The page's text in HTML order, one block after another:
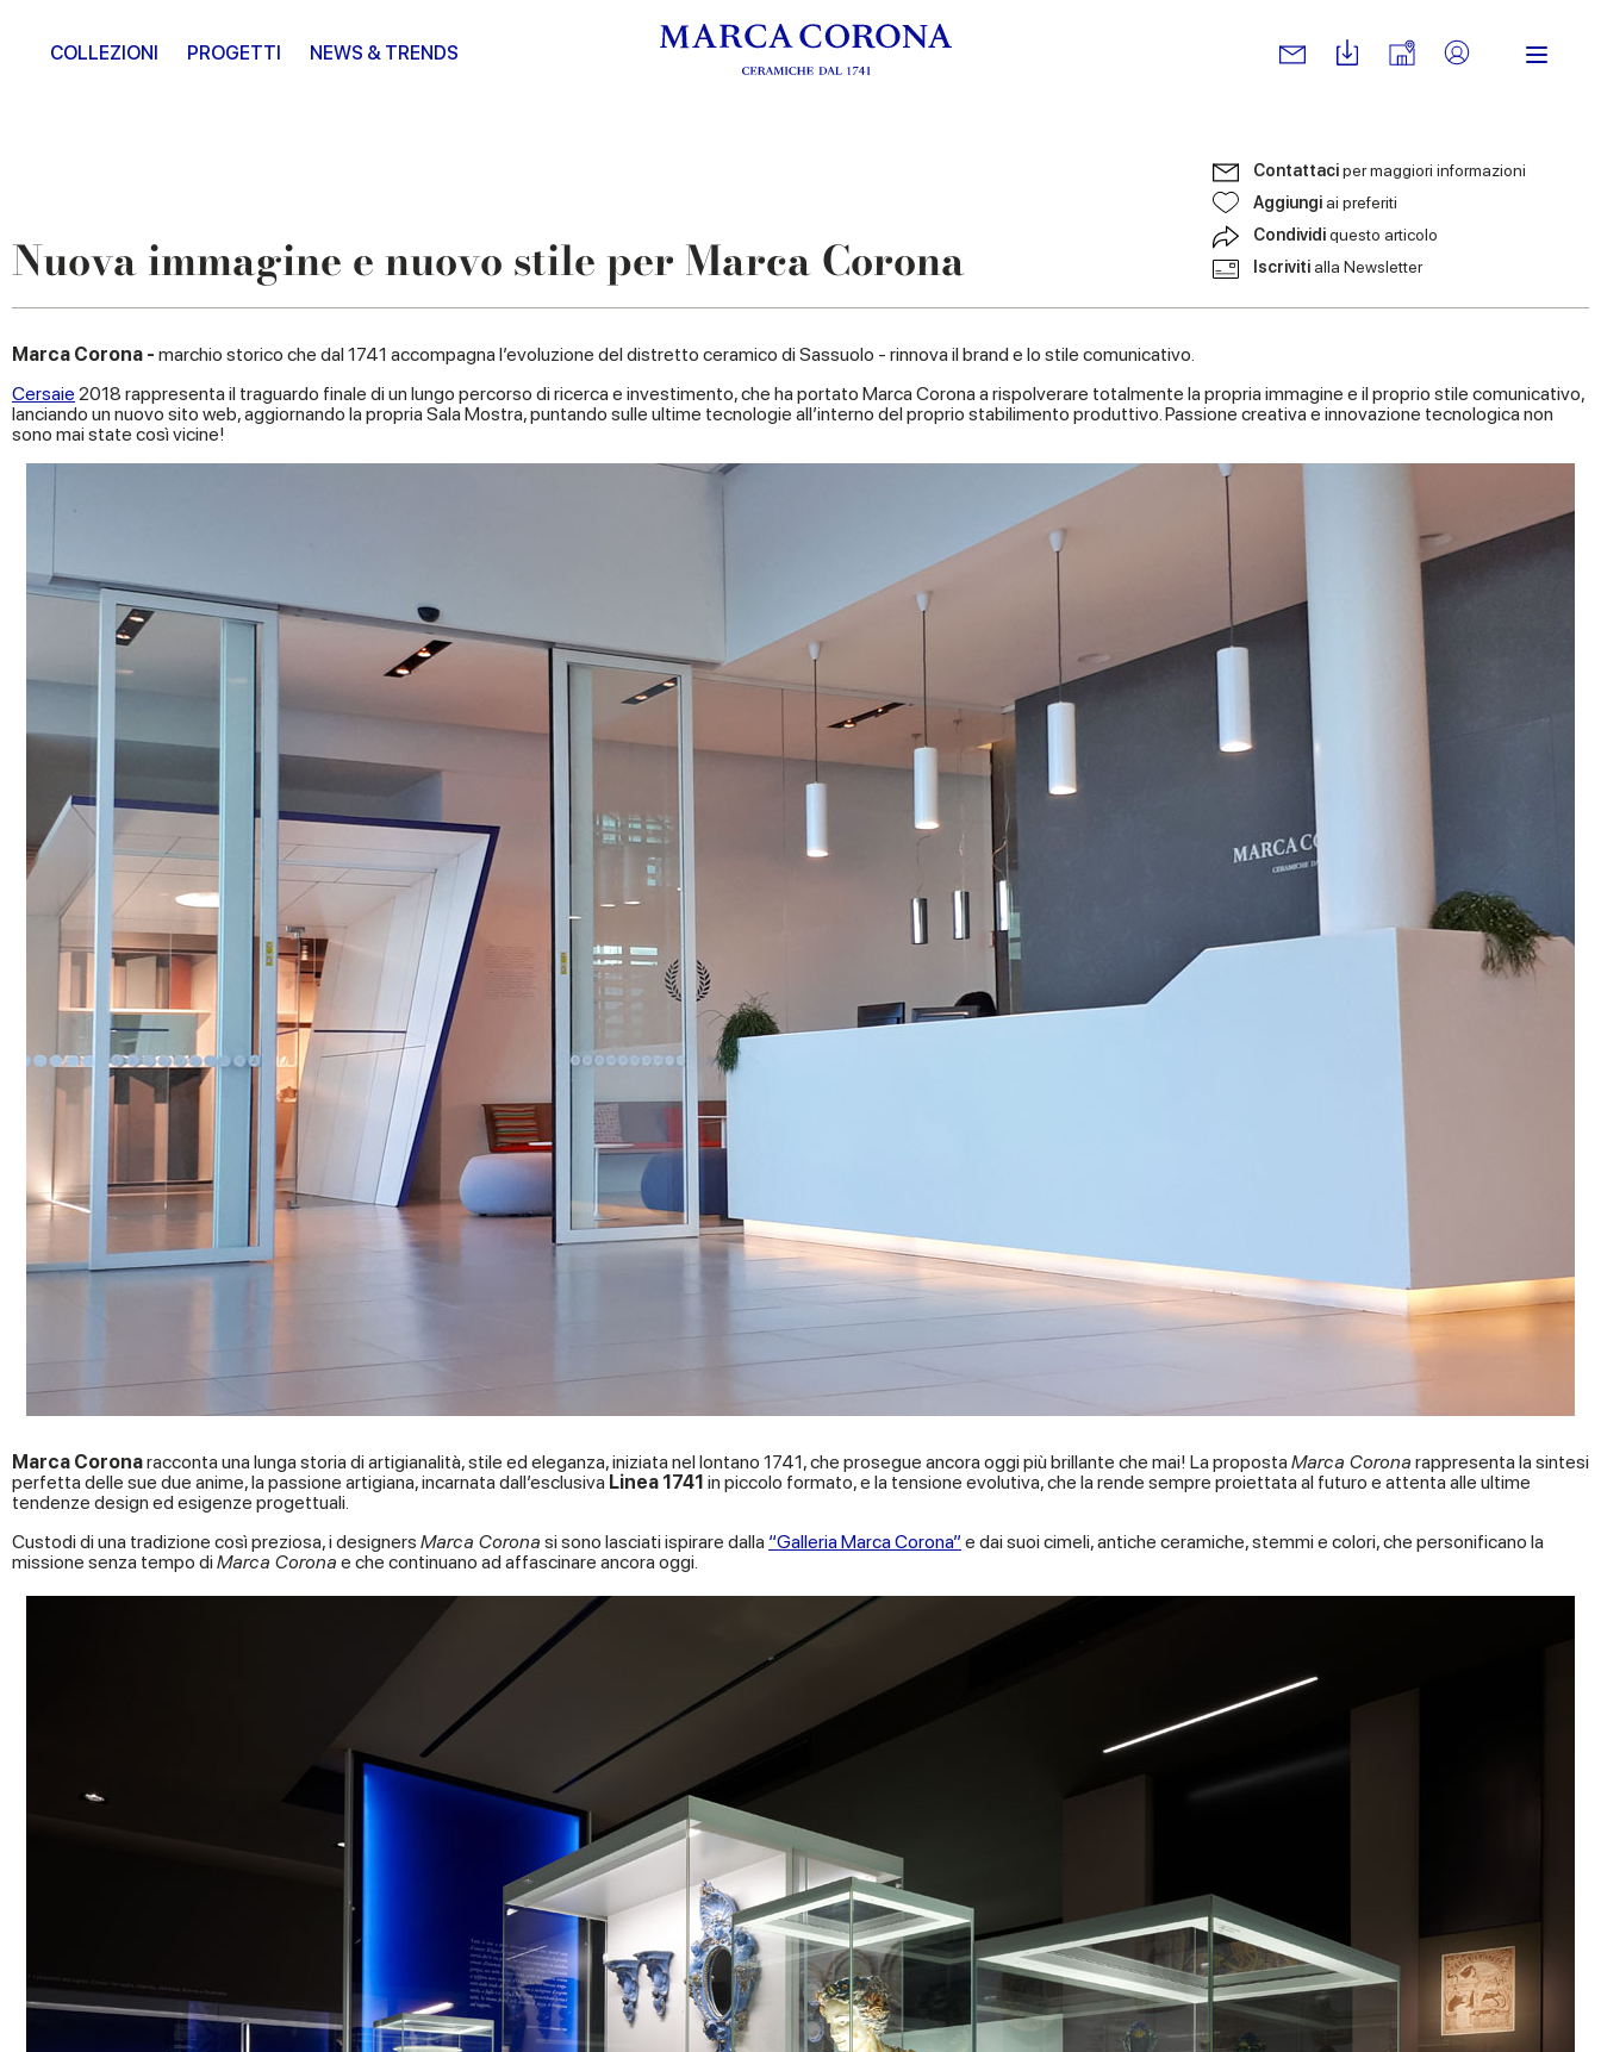
COLLEZIONI PROGETTI NEWS & TRENDS
Nuova immagine e nuovo stile per Marca Corona
Contattaciper maggiori informazioni
Aggiungi ai preferiti
Condividiquesto articolo
Iscriviti alla Newsletter
Marca Corona - marchio storico che dal 1741 accompagna l’evoluzione del distretto ceramico di Sassuolo - rinnova il brand e lo stile comunicativo.
Cersaie 2018 rappresenta il traguardo finale di un lungo percorso di ricerca e investimento, che ha portato Marca Corona a rispolverare totalmente la propria immagine e il proprio stile comunicativo,
lanciando un nuovo sito web, aggiornando la propria Sala Mostra, puntando sulle ultime tecnologie all’interno del proprio stabilimento produttivo. Passione creativa e innovazione tecnologica non
sono mai state così vicine!
Marca Coronaracconta una lunga storia di artigianalità, stile ed eleganza, iniziata nel lontano 1741, che prosegue ancora oggi più brillante che mai! La proposta Marca Corona rappresenta la sintesi
perfetta delle sue due anime, la passione artigiana, incarnata dall’esclusiva Linea 1741 in piccolo formato, e la tensione evolutiva, che la rende sempre proiettata al futuro e attenta alle ultime
tendenze design ed esigenze progettuali.
Custodi di una tradizione così preziosa, i designers Marca Corona si sono lasciati ispirare dalla “Galleria Marca Corona”e dai suoi cimeli, antiche ceramiche, stemmi e colori, che personificano la
missione senza tempo diMarca Corona e che continuano ad affascinare ancora oggi.